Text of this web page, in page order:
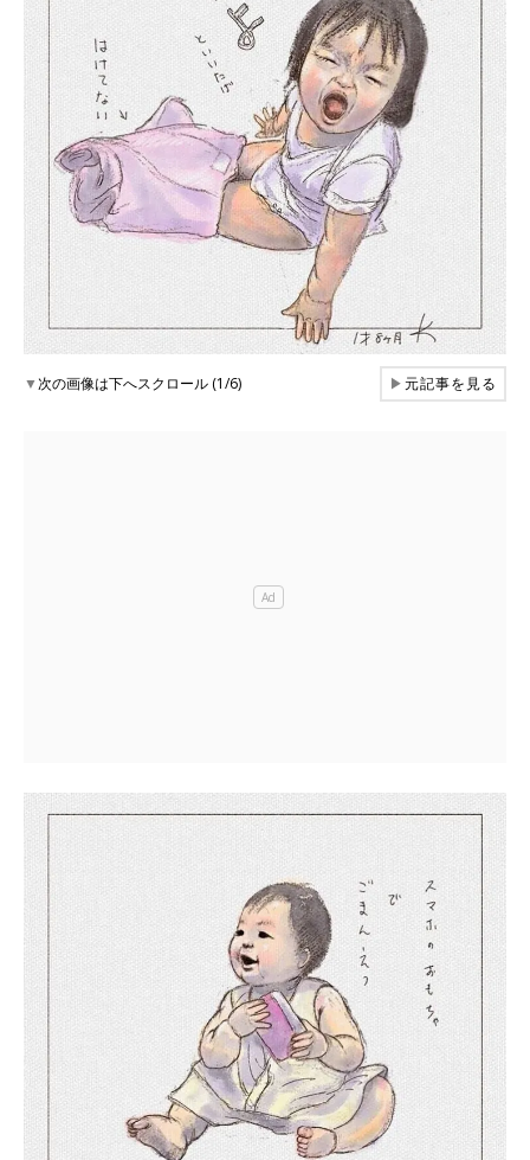
▼次の画像は下へスクロール (1/6) ▶元記事を見る